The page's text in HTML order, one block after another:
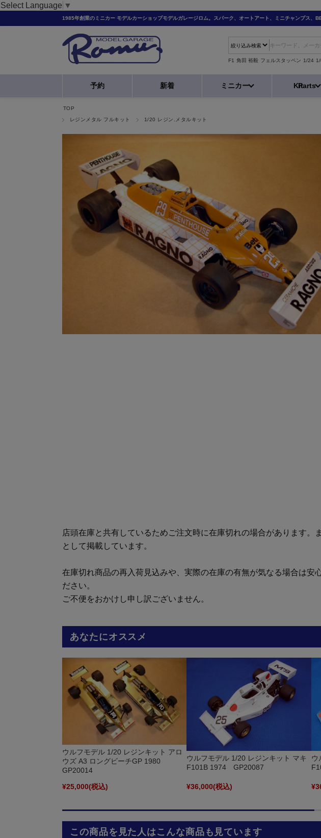
Select Language ▼
1985年創業のミニカー モデルカーショップモデルガレージロム。スパーク、オートアート、ミニチャンプス、
F1 角田 裕毅 フェルスタッペン 1/24
予約 新着 ミニカー KitParts
TOP
レジンメタル フルキット
1/20 レジン.メタルキット
店頭在庫と共有しているためご注文時に在庫切れの場合があります
として掲載しています。
在庫切れ商品の再入荷見込みや、実際の在庫の有無が気なる場合は安
ださい。
ご不便をおかけし申し訳ございません。
あなたにオススメ
ウルフモデル 1/20 レジンキット アロ
ウズ A3 ロングビーチGP 1980
GP20014
¥25,000(税込)
ウルフモデル 1/20 レジンキット マキ
F101B 1974 GP20087
¥36,000(税込)
ウ
この商品を見た人はこんな商品も見ています